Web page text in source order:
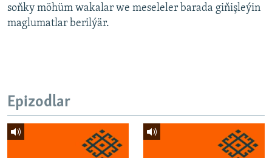
soňky möhüm wakalar we meseleler barada giňişleýin
maglumatlar berilýär.
Epizodlar